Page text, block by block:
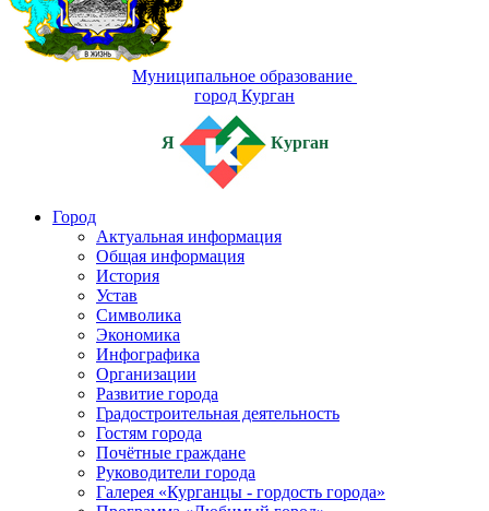
Муниципальное образование
город Курган
Я Курган
Город
Актуальная информация
Общая информация
История
Устав
Символика
Экономика
Инфографика
Организации
Развитие города
Градостроительная деятельность
Гостям города
Почётные граждане
Руководители города
Галерея «Курганцы - гордость города»